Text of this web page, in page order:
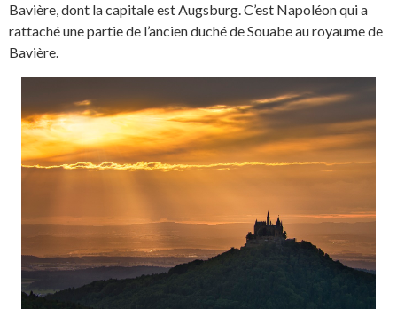
Bavière, dont la capitale est Augsburg. C’est Napoléon qui a
rattaché une partie de l’ancien duché de Souabe au royaume de
Bavière.